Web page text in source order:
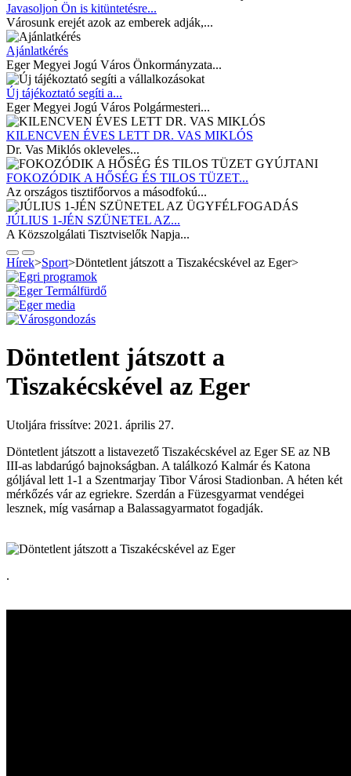
Javasoljon Ön is kitüntetésre...
Városunk erejét azok az emberek adják,...
Ajánlatkérés
Eger Megyei Jogú Város Önkormányzata...
Új tájékoztató segíti a...
Eger Megyei Jogú Város Polgármesteri...
KILENCVEN ÉVES LETT DR. VAS MIKLÓS
Dr. Vas Miklós okleveles...
FOKOZÓDIK A HŐSÉG ÉS TILOS TÜZET...
Az országos tisztifőorvos a másodfokú...
JÚLIUS 1-JÉN SZÜNETEL AZ...
A Közszolgálati Tisztviselők Napja...
Hírek>Sport>Döntetlent játszott a Tiszakécskével az Eger>
Döntetlent játszott a
Tiszakécskével az Eger
Utoljára frissítve: 2021. április 27.
Döntetlent játszott a listavezető Tiszakécskével az Eger SE az NB
III-as labdarúgó bajnokságban. A találkozó Kalmár és Katona
góljával lett 1-1 a Szentmarjay Tibor Városi Stadionban. A héten két
mérkőzés vár az egriekre. Szerdán a Füzesgyarmat vendégei
lesznek, míg vasárnap a Balassagyarmatot fogadják.
.